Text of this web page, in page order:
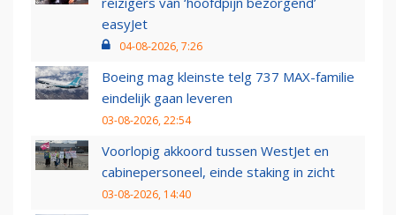
easyJet
04-08-2026, 7:26
Boeing mag kleinste telg 737 MAX-familie
eindelijk gaan leveren
03-08-2026, 22:54
Voorlopig akkoord tussen WestJet en
cabinepersoneel, einde staking in zicht
03-08-2026, 14:40